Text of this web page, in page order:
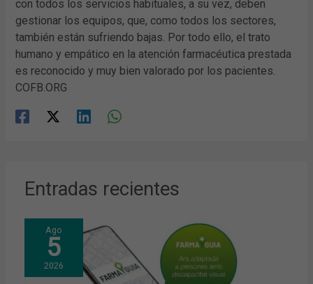
con todos los servicios habituales, a su vez, deben
gestionar los equipos, que, como todos los sectores,
también están sufriendo bajas. Por todo ello, el trato
humano y empático en la atención farmacéutica prestada
es reconocido y muy bien valorado por los pacientes.
COFB.ORG
Entradas recientes
Ago
5
2026